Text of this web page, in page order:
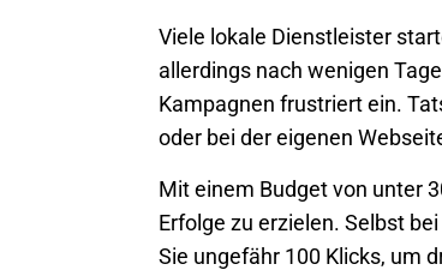
Viele lokale Dienstleister
allerdings nach wenigen
Kampagnen frustriert ein.
oder bei der eigenen
Mit einem Budget von unter
Erfolge zu erzielen. Selbst
Sie ungefähr 100 Klicks, um